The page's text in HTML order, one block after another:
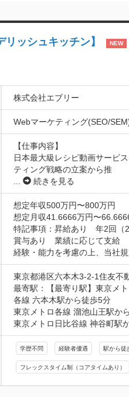
ッシュキッチン】 NEW
株式会社エブリー
Webマーケティング(SEO/
【仕事内容】
日本最大級レシピ動画サービ
ティング戦略の立案から推
続きを見る
想定年収500万円〜800万円
想定月収41.6666万円〜
特記事項：昇給あり　年2回
賞与あり　業績に応じて支給
経験・能力を考慮の上、当社
東京都港区六本木3-2-1住友不
最寄駅：【最寄り駅】東京メ
各線 六本木駅から徒歩5分
東京メトロ各線 溜池山王駅か
東京メトロ日比谷線 神谷町駅
学歴不問 経験者優遇 駅から徒
フレックスタイム制（コアタイムあり）